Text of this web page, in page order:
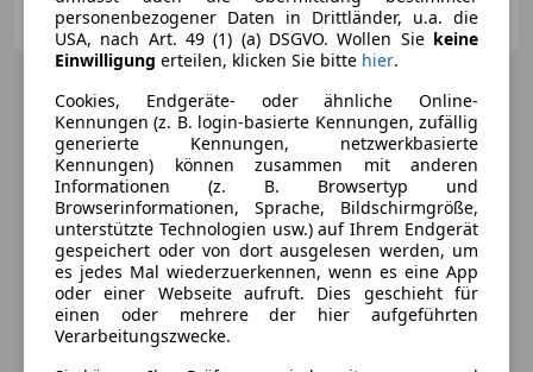
AT-5161 Elixhausen
personenbezogener Daten in Drittländer, u.a. die
USA, nach Art. 49 (1) (a) DSGVO. Wollen Sie keine
Einwilligung erteilen, klicken Sie bitte hier.
Cookies, Endgeräte- oder ähnliche Online-
Kennungen (z. B. login-basierte Kennungen, zufällig
generierte Kennungen, netzwerkbasierte
Kennungen) können zusammen mit anderen
Informationen (z. B. Browsertyp und
Browserinformationen, Sprache, Bildschirmgröße,
unterstützte Technologien usw.) auf Ihrem Endgerät
gespeichert oder von dort ausgelesen werden, um
es jedes Mal wiederzuerkennen, wenn es eine App
oder einer Webseite aufruft. Dies geschieht für
einen oder mehrere der hier aufgeführten
Verarbeitungszwecke.